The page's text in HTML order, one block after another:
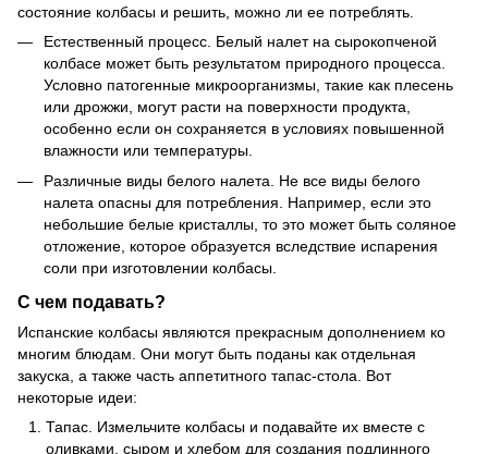
состояние колбасы и решить, можно ли ее потреблять.
Естественный процесс. Белый налет на сырокопченой
колбасе может быть результатом природного процесса.
Условно патогенные микроорганизмы, такие как плесень
или дрожжи, могут расти на поверхности продукта,
особенно если он сохраняется в условиях повышенной
влажности или температуры.
Различные виды белого налета. Не все виды белого
налета опасны для потребления. Например, если это
небольшие белые кристаллы, то это может быть соляное
отложение, которое образуется вследствие испарения
соли при изготовлении колбасы.
С чем подавать?
Испанские колбасы являются прекрасным дополнением ко
многим блюдам. Они могут быть поданы как отдельная
закуска, а также часть аппетитного тапас-стола. Вот
некоторые идеи:
Тапас. Измельчите колбасы и подавайте их вместе с
оливками, сыром и хлебом для создания подлинного